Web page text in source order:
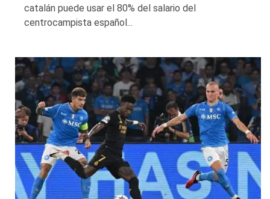
catalán puede usar el 80% del salario del
centrocampista español...